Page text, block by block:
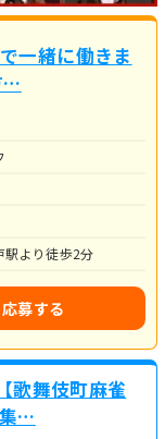
一緒に働きま
…
駅より徒歩2分
応募する
歌舞伎町麻雀
…